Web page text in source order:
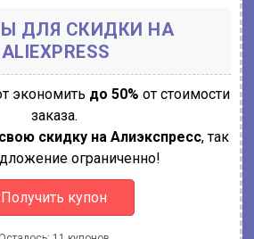
ДЛЯ СКИДКИ НА
ALIEXPRESS
экономить до 50% от стоимости
заказа.
скидку на Алиэкспресс, так
ограниченно!
Получить купон